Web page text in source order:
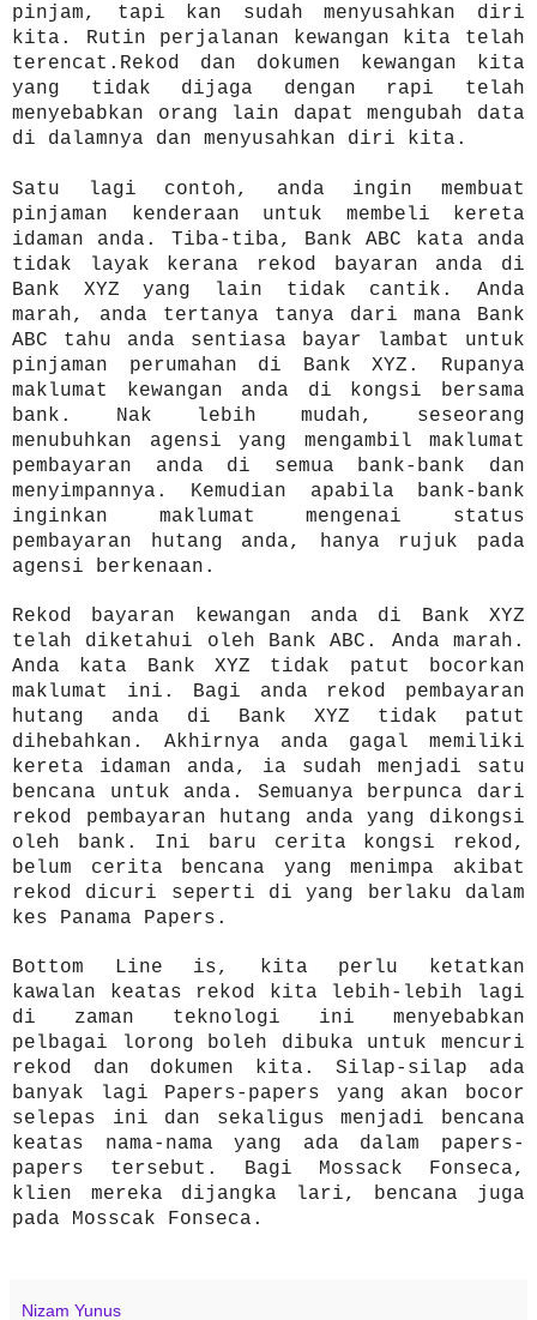
pinjam, tapi kan sudah menyusahkan diri
kita. Rutin perjalanan kewangan kita telah
terencat.Rekod dan dokumen kewangan kita
yang tidak dijaga dengan rapi telah
menyebabkan orang lain dapat mengubah data
di dalamnya dan menyusahkan diri kita.
Satu lagi contoh, anda ingin membuat
pinjaman kenderaan untuk membeli kereta
idaman anda. Tiba-tiba, Bank ABC kata anda
tidak layak kerana rekod bayaran anda di
Bank XYZ yang lain tidak cantik. Anda
marah, anda tertanya tanya dari mana Bank
ABC tahu anda sentiasa bayar lambat untuk
pinjaman perumahan di Bank XYZ. Rupanya
maklumat kewangan anda di kongsi bersama
bank. Nak lebih mudah, seseorang
menubuhkan agensi yang mengambil maklumat
pembayaran anda di semua bank-bank dan
menyimpannya. Kemudian apabila bank-bank
inginkan maklumat mengenai status
pembayaran hutang anda, hanya rujuk pada
agensi berkenaan.
Rekod bayaran kewangan anda di Bank XYZ
telah diketahui oleh Bank ABC. Anda marah.
Anda kata Bank XYZ tidak patut bocorkan
maklumat ini. Bagi anda rekod pembayaran
hutang anda di Bank XYZ tidak patut
dihebahkan . Akhirnya anda gagal memiliki
kereta idaman anda, ia sudah menjadi satu
bencana untuk anda. Semuanya berpunca dari
rekod pembayaran hutang anda yang dikongsi
oleh bank. Ini baru cerita kongsi rekod,
belum cerita bencana yang menimpa akibat
rekod dicuri seperti di yang berlaku dalam
kes Panama Papers.
Bottom Line is, kita perlu ketatkan
kawalan keatas rekod kita lebih-lebih lagi
di zaman teknologi ini menyebabkan
pelbagai lorong boleh dibuka untuk mencuri
rekod dan dokumen kita. Silap-silap ada
banyak lagi Papers-papers yang akan bocor
selepas ini dan sekaligus menjadi bencana
keatas nama-nama yang ada dalam papers-
papers tersebut. Bagi Mossack Fonseca,
klien mereka dijangka lari, bencana juga
pada Mosscak Fonseca.
Nizam Yunus